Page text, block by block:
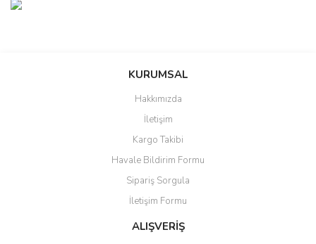
Bu ürüne ilk yorumu siz yapın!
Yorum Yaz
Ürün resmi kalitesiz, bozuk veya görüntülenemiyor.
Ürün açıklamasında eksik bilgiler bulunuyor.
Ürün bilgilerinde hatalar bulunuyor.
Ürün fiyatı diğer sitelerden daha pahalı.
Bu ürüne benzer farklı alternatifler olmalı.
KURUMSAL
Hakkımızda
İletişim
Kargo Takibi
Havale Bildirim Formu
Sipariş Sorgula
İletişim Formu
ALIŞVERİŞ